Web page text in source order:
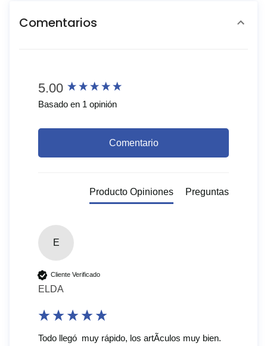
Comentarios
5.00
Basado en 1 opinión
Comentario
Producto Opiniones Preguntas
E
Cliente Verificado
ELDA
Todo llegó  muy rápido, los artÃ­culos muy bien.
New content loaded